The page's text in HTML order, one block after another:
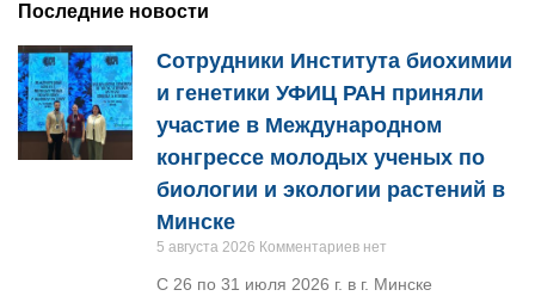
Последние новости
Сотрудники Института биохимии
и генетики УФИЦ РАН приняли
участие в Международном
конгрессе молодых ученых по
биологии и экологии растений в
Минске
5 августа 2026 Комментариев нет
С 26 по 31 июля 2026 г. в г. Минске